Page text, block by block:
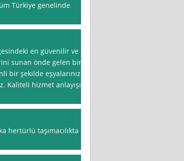
Türkiye genelinde
en güvenilir ve
sunan önde gelen bir
bir şekilde eşyalarınızı
Kaliteli hizmet anlayışı
hertürlü taşımacılıkta